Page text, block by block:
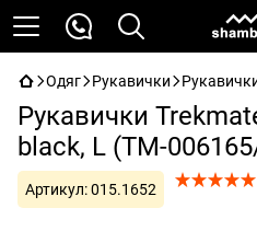
Одяг Рукавички
Рукавички
black, L (TM-
Артикул:015.1652